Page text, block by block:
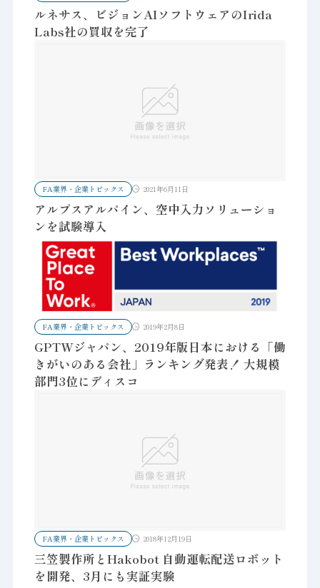
ルネサス、ビジョンAIソフトウェアのIrida
Labs社の買収を完了
FA業界・企業トピックス 2021年6月11日
アルプスアルパイン、空中入力ソリューショ
ンを試験導入
FA業界・企業トピックス 2019年2月8日
GPTWジャパン、2019年版日本における「働
きがいのある会社」ランキング発表！ 大規模
部門3位にディスコ
FA業界・企業トピックス 2018年12月19日
三笠製作所とHakobot 自動運転配送ロボット
を開発、3月にも実証実験